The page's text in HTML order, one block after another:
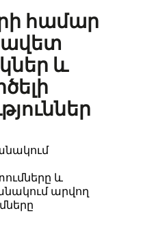
համար
և
և
արվող